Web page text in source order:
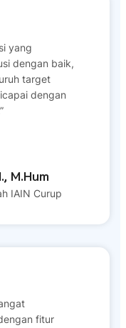
yang
dengan baik,
target
dengan
M.Hum
IAIN Curup
fitur